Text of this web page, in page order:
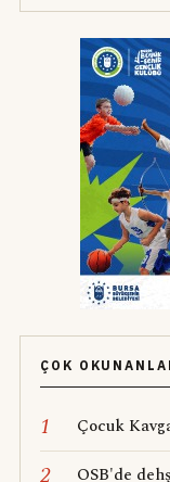
ÇOK
1 Çocuk
OSB'de